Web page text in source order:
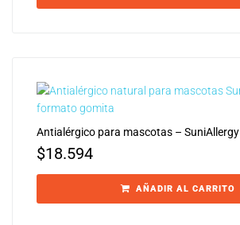
Antialérgico para mascotas – SuniAllergy
$18.594
AÑADIR AL CARRITO